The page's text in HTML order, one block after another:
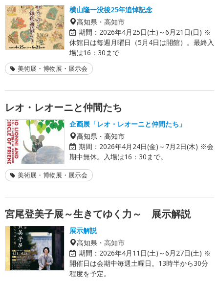
横山隆一没後25年追悼記念
高知県・高知市
期間： 2026年4月25日(土)～6月21日(日) ※
休館日は毎週月曜日（5月4日は開館）。最終入
場は16：30まで
美術展・博物展・展示会
レオ・レオーニと仲間たち
企画展「レオ・レオーニと仲間たち」
高知県・高知市
期間： 2026年4月24日(金)～7月2日(木) ※会
期中無休。入場は16：30まで。
美術展・博物展・展示会
宮尾登美子展～生きてゆく力～ 展示解説
展示解説
高知県・高知市
期間： 2026年4月11日(土)～6月27日(土) ※
開催日は会期中毎週土曜日。13時半から30分
程度を予定。